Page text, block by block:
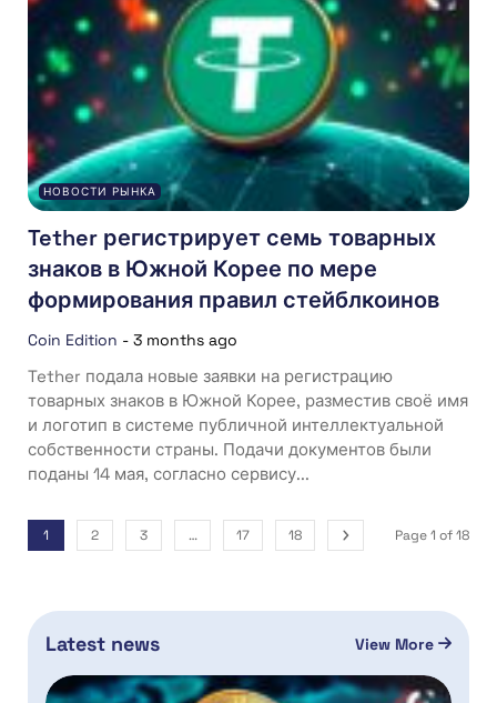
НОВОСТИ РЫНКА
Tether регистрирует семь товарных
знаков в Южной Корее по мере
формирования правил стейблкоинов
Coin Edition - 3 months ago
Tether подала новые заявки на регистрацию
товарных знаков в Южной Корее, разместив своё имя
и логотип в системе публичной интеллектуальной
собственности страны. Подачи документов были
поданы 14 мая, согласно сервису...
1 2 3 … 17 18 Page 1 of 18
Latest news View More